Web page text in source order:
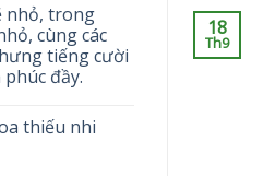
nhỏ, trong
cùng các
tiếng cười
đầy.
thiếu nhi
18
Th9